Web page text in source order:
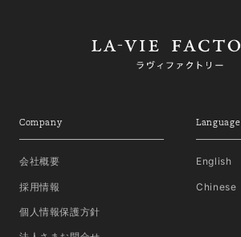
Company
会社概要
採用情報
個人情報保護方針
Language
English
Chinese